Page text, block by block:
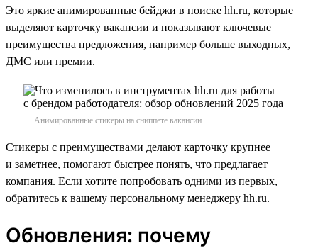
Это яркие анимированные бейджи в поиске hh.ru, которые
выделяют карточку вакансии и показывают ключевые
преимущества предложения, например больше выходных,
ДМС или премии.
Анимированные стикеры на сниппете вакансии
Стикеры с преимуществами делают карточку крупнее
и заметнее, помогают быстрее понять, что предлагает
компания. Если хотите попробовать одними из первых,
обратитесь к вашему персональному менеджеру hh.ru.
Обновления: почему